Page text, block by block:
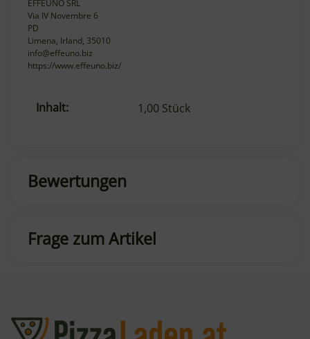
EFFEUNO SRL
Via IV Novembre 6
PD
Limena, Irland, 35010
info@effeuno.biz
https://www.effeuno.biz/
Produkteigenschaft
Wert
Inhalt: 1,00 Stück
Bewertungen
Frage zum Artikel